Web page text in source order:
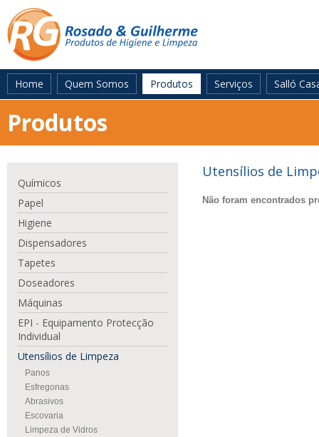
Home Quem Somos Produtos Serviços Salló
Produtos
Químicos
Papel
Higiene
Dispensadores
Tapetes
Doseadores
Máquinas
EPI - Equipamento Protecção
Individual
Utensílios de Limpeza
Panos
Esfregonas
Abrasivos
Escovaria
Limpeza de Vidros
Utensílios de
Não foram encontrados